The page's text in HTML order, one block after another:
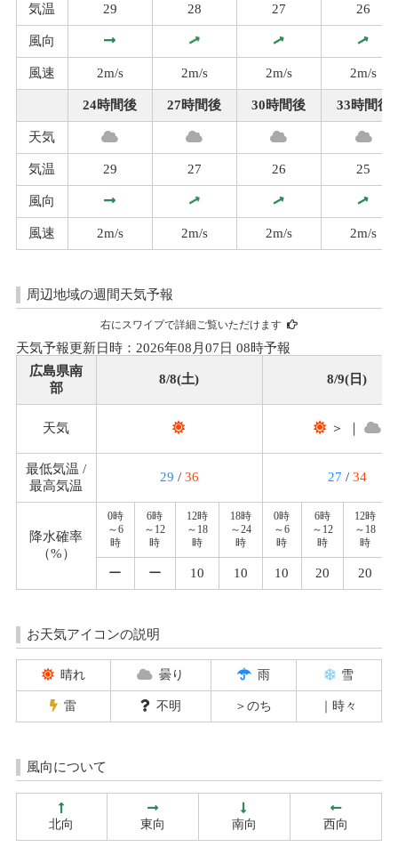
気温 29 28 27 26
風向
風速 2m/s 2m/s 2m/s 2m/s
24時間後 27時間後 30時間後 33時間後
天気
気温 29 27 26 25
風向
風速 2m/s 2m/s 2m/s 2m/s
周辺地域の週間天気予報
右にスワイプで詳細ご覧いただけます
天気予報更新日時：2026年08月07日 08時予報
広島県南
部
8/8(土) 8/9(日)
天気 ＞ ｜
最低気温 /
最高気温
29 / 36 27 / 34
降水確率
（%）
0時
～6
時
6時
～12
時
12時
～18
時
18時
～24
時
0時
～6
時
6時
～12
時
12時
～18
時
ー ー 10 10 10 20 20
お天気アイコンの説明
晴れ 曇り 雨 雪
雷 不明 ＞のち ｜時々
風向について
北向 東向 南向 西向